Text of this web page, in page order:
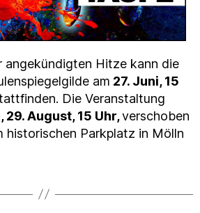
angekündigten Hitze kann die
am 27. Juni, 15
Die Veranstaltung
29. August, 15 Uhr,verschoben
historischen Parkplatz in Mölln